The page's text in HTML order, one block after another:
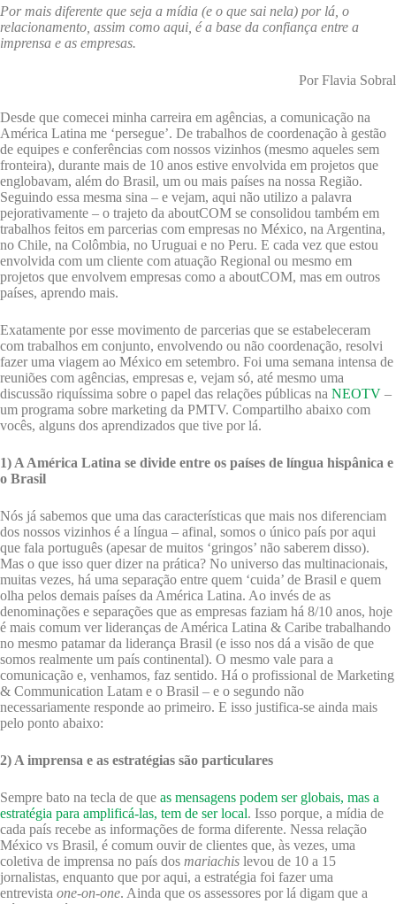
Por mais diferente que seja a mídia (e o que sai nela) por lá, o
relacionamento, assim como aqui, é a base da confiança entre a
imprensa e as empresas.
Por Flavia Sobral
Desde que comecei minha carreira em agências, a comunicação na
América Latina me ‘persegue’. De trabalhos de coordenação à gestão
de equipes e conferências com nossos vizinhos (mesmo aqueles sem
fronteira), durante mais de 10 anos estive envolvida em projetos que
englobavam, além do Brasil, um ou mais países na nossa Região.
Seguindo essa mesma sina – e vejam, aqui não utilizo a palavra
pejorativamente – o trajeto da aboutCOM se consolidou também em
trabalhos feitos em parcerias com empresas no México, na Argentina,
no Chile, na Colômbia, no Uruguai e no Peru. E cada vez que estou
envolvida com um cliente com atuação Regional ou mesmo em
projetos que envolvem empresas como a aboutCOM, mas em outros
países, aprendo mais.
Exatamente por esse movimento de parcerias que se estabeleceram
com trabalhos em conjunto, envolvendo ou não coordenação, resolvi
fazer uma viagem ao México em setembro. Foi uma semana intensa de
reuniões com agências, empresas e, vejam só, até mesmo uma
discussão riquíssima sobre o papel das relações públicas na NEOTV –
um programa sobre marketing da PMTV. Compartilho abaixo com
vocês, alguns dos aprendizados que tive por lá.
1) A América Latina se divide entre os países de língua hispânica e
o Brasil
Nós já sabemos que uma das características que mais nos diferenciam
dos nossos vizinhos é a língua – afinal, somos o único país por aqui
que fala português (apesar de muitos ‘gringos’ não saberem disso).
Mas o que isso quer dizer na prática? No universo das multinacionais,
muitas vezes, há uma separação entre quem ‘cuida’ de Brasil e quem
olha pelos demais países da América Latina. Ao invés de as
denominações e separações que as empresas faziam há 8/10 anos, hoje
é mais comum ver lideranças de América Latina & Caribe trabalhando
no mesmo patamar da liderança Brasil (e isso nos dá a visão de que
somos realmente um país continental). O mesmo vale para a
comunicação e, venhamos, faz sentido. Há o profissional de Marketing
& Communication Latam e o Brasil – e o segundo não
necessariamente responde ao primeiro. E isso justifica-se ainda mais
pelo ponto abaixo:
2) A imprensa e as estratégias são particulares
Sempre bato na tecla de que as mensagens podem ser globais, mas a
estratégia para amplificá-las, tem de ser local. Isso porque, a mídia de
cada país recebe as informações de forma diferente. Nessa relação
México vs Brasil, é comum ouvir de clientes que, às vezes, uma
coletiva de imprensa no país dos mariachis levou de 10 a 15
jornalistas, enquanto que por aqui, a estratégia foi fazer uma
entrevista one-on-one. Ainda que os assessores por lá digam que a